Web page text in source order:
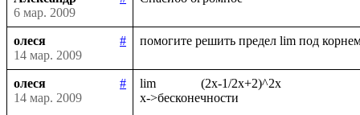
6 мар. 2009
олеся
#
14 мар. 2009
олеся
#
14 мар. 2009
lim              (2x-1/2x+2)^2x